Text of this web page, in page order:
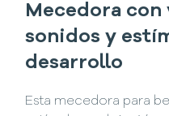
Mecedora
sonidos y
desarrollo
Esta mecedora para